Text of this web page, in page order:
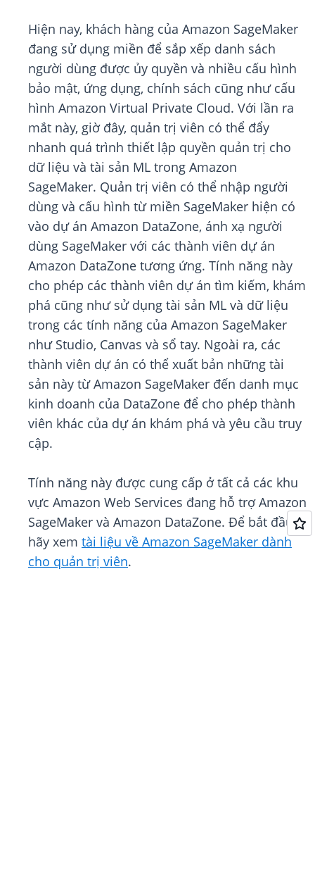
Hiện nay, khách hàng của Amazon SageMaker
đang sử dụng miền để sắp xếp danh sách
người dùng được ủy quyền và nhiều cấu hình
bảo mật, ứng dụng, chính sách cũng như cấu
hình Amazon Virtual Private Cloud. Với lần ra
mắt này, giờ đây, quản trị viên có thể đẩy
nhanh quá trình thiết lập quyền quản trị cho
dữ liệu và tài sản ML trong Amazon
SageMaker. Quản trị viên có thể nhập người
dùng và cấu hình từ miền SageMaker hiện có
vào dự án Amazon DataZone, ánh xạ người
dùng SageMaker với các thành viên dự án
Amazon DataZone tương ứng. Tính năng này
cho phép các thành viên dự án tìm kiếm, khám
phá cũng như sử dụng tài sản ML và dữ liệu
trong các tính năng của Amazon SageMaker
như Studio, Canvas và sổ tay. Ngoài ra, các
thành viên dự án có thể xuất bản những tài
sản này từ Amazon SageMaker đến danh mục
kinh doanh của DataZone để cho phép thành
viên khác của dự án khám phá và yêu cầu truy
cập.
Tính năng này được cung cấp ở tất cả các khu
vực Amazon Web Services đang hỗ trợ Amazon
SageMaker và Amazon DataZone. Để bắt đầu,
hãy xem tài liệu về Amazon SageMaker dành
cho quản trị viên.